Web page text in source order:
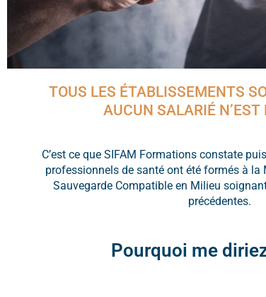
TOUS LES ÉTABLISSEMENTS
AUCUN SALARIÉ N’EST
C’est ce que SIFAM Formations constate
professionnels de santé ont été formés à la
Sauvegarde Compatible en Milieu
précédentes.
Pourquoi me